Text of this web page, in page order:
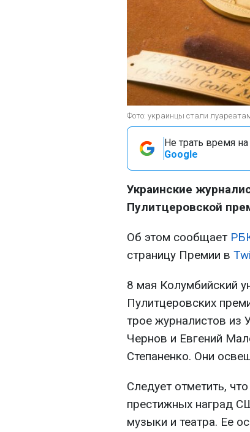
Фото: украинцы стали
Не трать время
Google
Украинские
Пулитцеровской
Об этом сообщает
страницу Премии в
8 мая Колумбийский
Пулитцеровских
трое журналистов из
Чернов и Евгений
Степаненко. Они
Следует отметить,
престижных наград
музыки и театра. Ее